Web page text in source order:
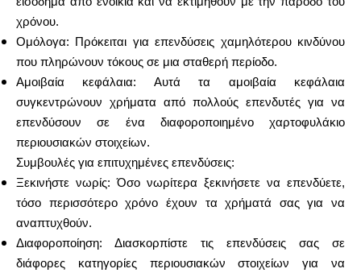
χρόνου.
Ομόλογα: Πρόκειται για επενδύσεις χαμηλότερου κινδύνου
που πληρώνουν τόκους σε μια σταθερή περίοδο.
Αμοιβαία κεφάλαια: Αυτά τα αμοιβαία κεφάλαια
συγκεντρώνουν χρήματα από πολλούς επενδυτές για να
επενδύσουν σε ένα διαφοροποιημένο χαρτοφυλάκιο
περιουσιακών στοιχείων.
Συμβουλές για επιτυχημένες επενδύσεις:
Ξεκινήστε νωρίς: Όσο νωρίτερα ξεκινήσετε να επενδύετε,
τόσο περισσότερο χρόνο έχουν τα χρήματά σας για να
αναπτυχθούν.
Διαφοροποίηση: Διασκορπίστε τις επενδύσεις σας σε
διάφορες κατηγορίες περιουσιακών στοιχείων για να